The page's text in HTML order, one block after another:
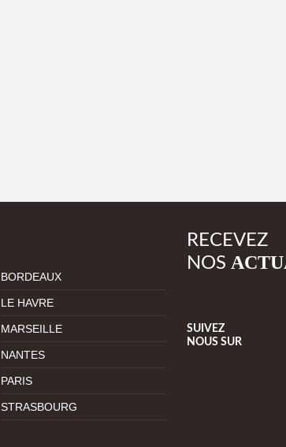
BORDEAUX
LE HAVRE
MARSEILLE
NANTES
PARIS
STRASBOURG
RECEVEZ
NOS
SUIVEZ
NOUS SUR